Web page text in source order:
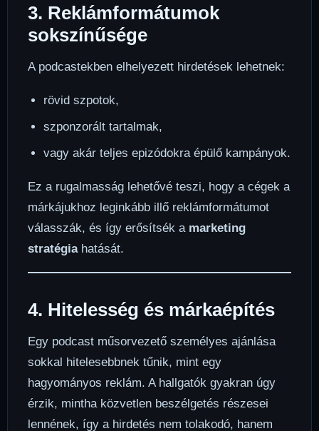
3. Reklámformátumok
sokszínűsége
A podcastekben elhelyezett hirdetések lehetnek:
rövid szpotok,
szponzorált tartalmak,
vagy akár teljes epizódokra épülő kampányok.
Ez a rugalmasság lehetővé teszi, hogy a cégek a
márkájukhoz leginkább illő reklámformátumot
válasszák, és így erősítsék a marketing
stratégiahatását.
4. Hitelesség és márkaépítés
Egy podcast műsorvezető személyes ajánlása
sokkal hitelesebbnek tűnik, mint egy
hagyományos reklám. A hallgatók gyakran úgy
érzik, mintha közvetlen beszélgetés részesei
lennének, így a hirdetés nem tolakodó, hanem